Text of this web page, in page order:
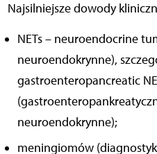
Najsilniejsze dowody
NETs – neuroendocrine
neuroendokrynne),
gastroenteropancreatic
neuroendokrynne);
meningiomów